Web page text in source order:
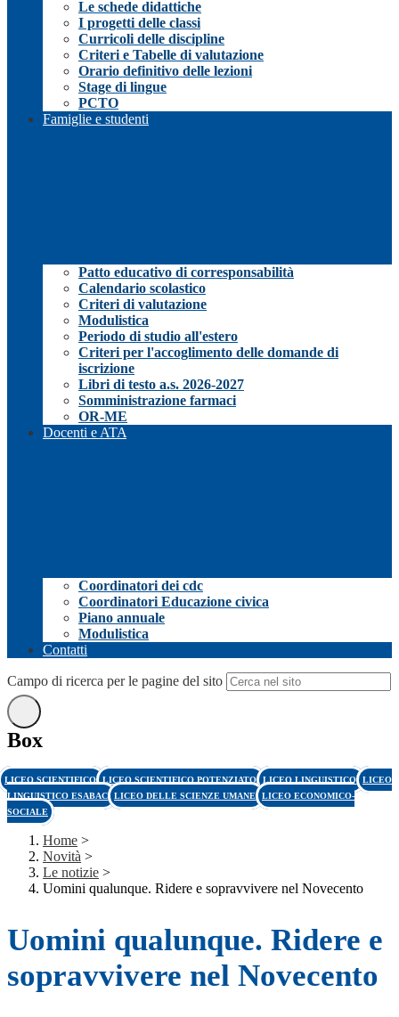
Le schede didattiche
I progetti delle classi
Curricoli delle discipline
Criteri e Tabelle di valutazione
Orario definitivo delle lezioni
Stage di lingue
PCTO
Famiglie e studenti
Patto educativo di corresponsabilità
Calendario scolastico
Criteri di valutazione
Modulistica
Periodo di studio all'estero
Criteri per l'accoglimento delle domande di
iscrizione
Libri di testo a.s. 2026-2027
Somministrazione farmaci
OR-ME
Docenti e ATA
Coordinatori dei cdc
Coordinatori Educazione civica
Piano annuale
Modulistica
Contatti
Campo di ricerca per le pagine del sito
Box
LICEO SCIENTIFICO LICEO SCIENTIFICO POTENZIATO LICEO LINGUISTICO LICEO
LINGUISTICO ESABAC LICEO DELLE SCIENZE UMANE LICEO ECONOMICO-
SOCIALE
Home >
Novità >
Le notizie >
Uomini qualunque. Ridere e sopravvivere nel Novecento
Uomini qualunque. Ridere e
sopravvivere nel Novecento